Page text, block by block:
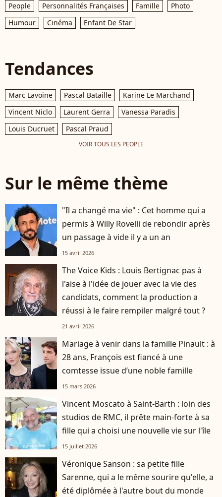
People Personnalités Françaises Famille
Photo
Humour
Cinéma Enfant De Star
Tendances
Marc Lavoine Pascal Bataille
Karine Le Marchand
Vincent Niclo
Laurent Gerra
Vanessa Paradis
Louis Ducruet
Pascal Praud
VOIR TOUS LES PEOPLE
Sur le même thème
"Il a changé ma vie" : Cet homme qui a
permis à Willy Rovelli de rebondir après
un passage à vide il y a un an
15 avril 2026
The Voice Kids : Louis Bertignac pas à
l'aise à l'idée de jouer avec la vie des
candidats, comment la production a
réussi à le faire rempiler malgré tout ?
21 avril 2026
Mariage à venir dans la famille Pinault : à
28 ans, François est fiancé à une
comtesse issue d’une noble famille
15 mars 2026
Vincent Moscato à Saint-Barth : loin des
studios de RMC, il prête main-forte à sa
fille qui a choisi une nouvelle vie sur l'île
15 juillet 2026
Véronique Sanson : sa petite fille
Sarenne, qui a le même sourire qu'elle, a
été diplômée à l'autre bout du monde